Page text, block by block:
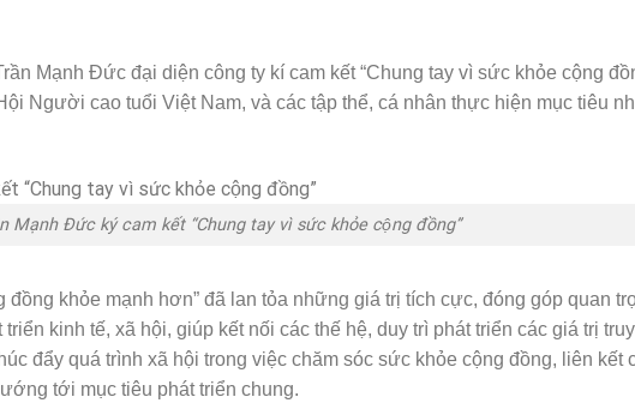
Mạnh Đức đại diện công ty kí cam kết “Chung tay vì sức khỏe cộng
Người cao tuổi Việt Nam, và các tập thể, cá nhân thực hiện mục tiêu
Mạnh Đức ký cam kết “Chung tay vì sức khỏe cộng đồng”
đồng khỏe mạnh hơn” đã lan tỏa những giá trị tích cực, đóng góp quan
kinh tế, xã hội, giúp kết nối các thế hệ, duy trì phát triển các giá trị
đẩy quá trình xã hội trong việc chăm sóc sức khỏe cộng đồng, liên kết
tới mục tiêu phát triển chung.